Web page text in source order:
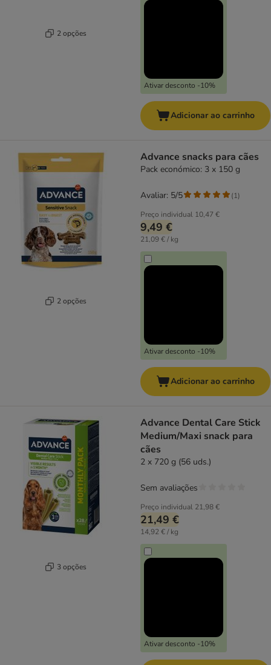
2 opções
Ativar desconto -10%
Adicionar ao carrinho
2 opções
Advance snacks para cães
Pack económico: 3 x 150 g
Preço individual 10,47 €
9,49 €
21,09 € / kg
Ativar desconto -10%
Avaliar: 5/5 (1)
Adicionar ao carrinho
3 opções
Advance Dental Care Stick
Medium/Maxi snack para
cães
2 x 720 g (56 uds.)
Preço individual 21,98 €
21,49 €
14,92 € / kg
Ativar desconto -10%
Sem avaliações